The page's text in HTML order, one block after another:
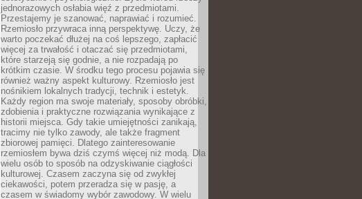
jednorazowych osłabia więź z przedmiotami.
Przestajemy je szanować, naprawiać i rozumieć.
Rzemiosło przywraca inną perspektywę. Uczy, że
warto poczekać dłużej na coś lepszego, zapłacić
więcej za trwałość i otaczać się przedmiotami,
które starzeją się godnie, a nie rozpadają po
krótkim czasie. W środku tego procesu pojawia się
również ważny aspekt kulturowy. Rzemiosło jest
nośnikiem lokalnych tradycji, technik i estetyk.
Każdy region ma swoje materiały, sposoby obróbki,
zdobienia i praktyczne rozwiązania wynikające z
historii miejsca. Gdy takie umiejętności zanikają,
tracimy nie tylko zawody, ale także fragment
zbiorowej pamięci. Dlatego zainteresowanie
rzemiosłem bywa dziś czymś więcej niż modą. Dla
wielu osób to sposób na odzyskiwanie ciągłości
kulturowej. Czasem zaczyna się od zwykłej
ciekawości, potem przeradza się w pasję, a
czasem w świadomy wybór zawodowy. W wielu